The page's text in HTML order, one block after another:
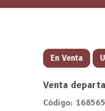
En Venta
Venta
Código: 168565